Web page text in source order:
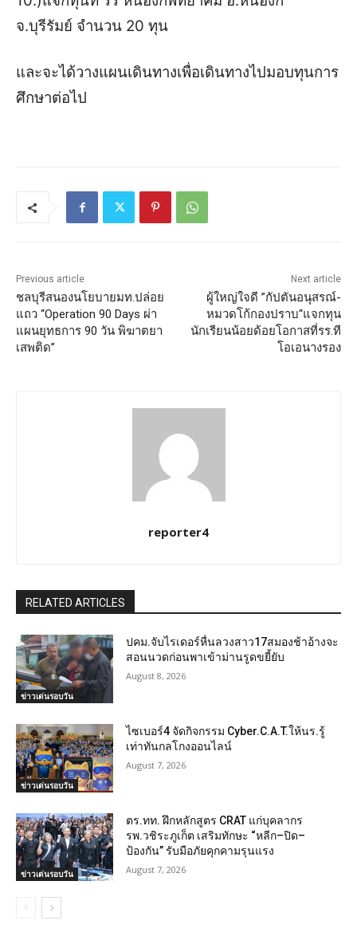
จ.บุรีรัมย์ จำนวน 20 ทุน
และจะได้วางแผนเดินทางเพื่อเดินทางไปมอบทุนการ
ศึกษาต่อไป
Previous article
ชลบุรีสนองนโยบายมท.ปล่อย
แถว “Operation 90 Days ผ่า
แผนยุทธการ 90 วัน พิฆาตยา
เสพติด”
Next article
ผู้ใหญ่ใจดี ”กัปตันอนุสรณ์-
หมวดโก้กองปราบ“แจกทุน
นักเรียนน้อยด้อยโอกาสที่รร.ที
โอเอนางรอง
reporter4
RELATED ARTICLES
ข่าวเด่นรอบวัน
ปคม.จับไรเดอร์หื่นลวงสาว17สมองช้าอ้างจะ
สอนนวดก่อนพาเข้าม่านรูดขยี้ยับ
August 8, 2026
ข่าวเด่นรอบวัน
ไซเบอร์4 จัดกิจกรรม Cyber.C.A.T.ให้นร.รู้
เท่าทันกลโกงออนไลน์
August 7, 2026
ข่าวเด่นรอบวัน
ตร.ทท. ฝึกหลักสูตร CRAT แก่บุคลากร
รพ.วชิระภูเก็ต เสริมทักษะ “หลีก–ปิด–
ป้องกัน” รับมือภัยคุกคามรุนแรง
August 7, 2026